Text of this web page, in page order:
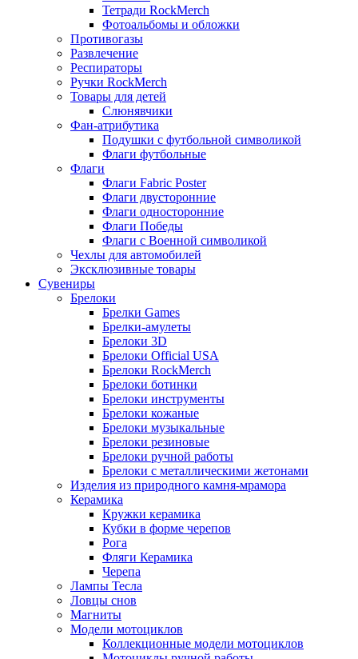
Тетради RockMerch
Фотоальбомы и обложки
Противогазы
Развлечение
Респираторы
Ручки RockMerch
Товары для детей
Слюнявчики
Фан-атрибутика
Подушки с футбольной символикой
Флаги футбольные
Флаги
Флаги Fabric Poster
Флаги двусторонние
Флаги односторонние
Флаги Победы
Флаги с Военной символикой
Чехлы для автомобилей
Эксклюзивные товары
Сувениры
Брелоки
Брелки Games
Брелки-амулеты
Брелоки 3D
Брелоки Official USA
Брелоки RockMerch
Брелоки ботинки
Брелоки инструменты
Брелоки кожаные
Брелоки музыкальные
Брелоки резиновые
Брелоки ручной работы
Брелоки с металлическими жетонами
Изделия из природного камня-мрамора
Керамика
Кружки керамика
Кубки в форме черепов
Рога
Фляги Керамика
Черепа
Лампы Тесла
Ловцы снов
Магниты
Модели мотоциклов
Коллекционные модели мотоциклов